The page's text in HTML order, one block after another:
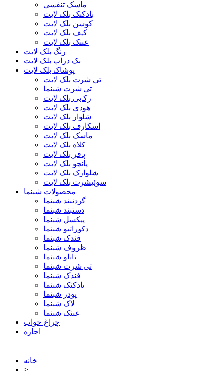
ماسک تنفسی
بادکنک بلک لایت
کوسن بلک لایت
کیف بلک لایت
عینک بلک لایت
رنگ بلک لایت
بک دراپ بلک لایت
پوشاک بلک لایت
تی شرت بلک لایت
تی شرت شبنما
رکابی بلک لایت
هودی بلک لایت
شلوار بلک لایت
اسکارف بلک لایت
ماسک بلک لایت
کلاه بلک لایت
پافر بلک لایت
پانچو بلک لایت
شلوارک بلک لایت
سوئیشرت بلک لایت
محصولات شبنما
گردنبند شبنما
دستبند شبنما
پیکسل شبنما
دکوراتیو شبنما
فندک شبنما
ظروف شبنما
تابلو شبنما
تی شرت شبنما
فندک شبنما
بادکنک شبنما
پودر شبنما
لاک شبنما
عینک شبنما
چراغ خواب
اجاره
خانه
>